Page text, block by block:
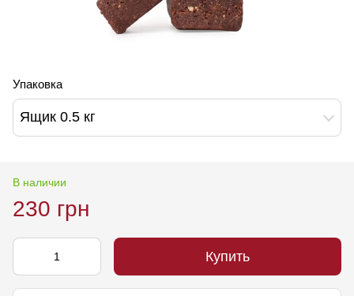
Упаковка
Ящик 0.5 кг
В наличии
230 грн
Купить